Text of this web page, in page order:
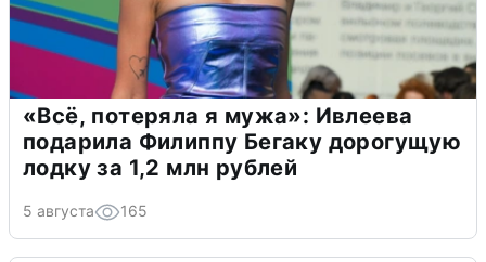
«Всё, потеряла я мужа»: Ивлеева
подарила Филиппу Бегаку дорогущую
лодку за 1,2 млн рублей
5 августа 165